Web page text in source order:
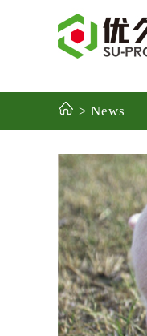
> News